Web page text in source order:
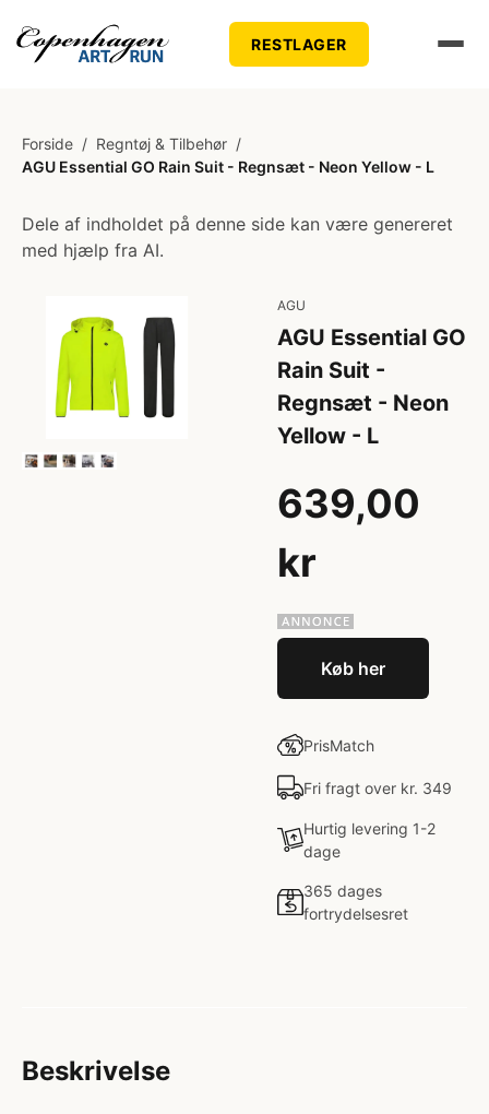
RESTLAGER
Forside / Regntøj & Tilbehør /
AGU Essential GO Rain Suit - Regnsæt - Neon Yellow - L
Dele af indholdet på denne side kan være genereret
med hjælp fra AI.
AGU
AGU Essential GO
Rain Suit -
Regnsæt - Neon
Yellow - L
639,00
kr
Køb her
PrisMatch
Fri fragt over kr. 349
Hurtig levering 1-2
dage
365 dages
fortrydelsesret
Beskrivelse